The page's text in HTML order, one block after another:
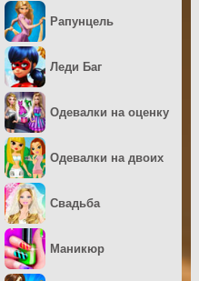
Рапунцель
Леди Баг
Одевалки на оценку
Одевалки на двоих
Свадьба
Маникюр